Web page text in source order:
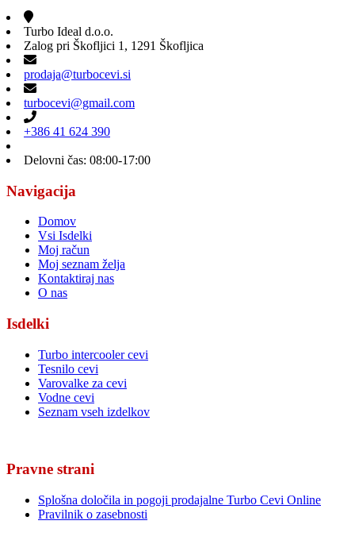
Turbo Ideal d.o.o.
Zalog pri Škofljici 1, 1291 Škofljica
prodaja@turbocevi.si
turbocevi@gmail.com
+386 41 624 390
Delovni čas: 08:00-17:00
Navigacija
Domov
Vsi Isdelki
Moj račun
Moj seznam želja
Kontaktiraj nas
O nas
Isdelki
Turbo intercooler cevi
Tesnilo cevi
Varovalke za cevi
Vodne cevi
Seznam vseh izdelkov
Pravne strani
Splošna določila in pogoji prodajalne Turbo Cevi Online
Pravilnik o zasebnosti